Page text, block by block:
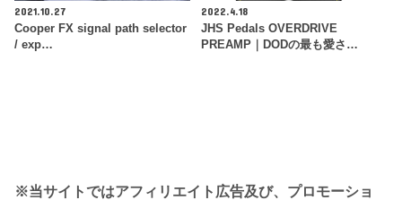
2021.10.27
Cooper FX signal path selector
/ exp…
2022.4.18
JHS Pedals OVERDRIVE
PREAMP｜DODの最も愛さ…
※当サイトではアフィリエイト広告及び、プロモーショ